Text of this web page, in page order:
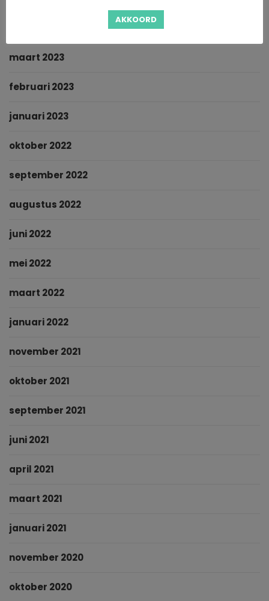
maart 2023
februari 2023
januari 2023
oktober 2022
september 2022
augustus 2022
juni 2022
mei 2022
maart 2022
januari 2022
november 2021
oktober 2021
september 2021
juni 2021
april 2021
maart 2021
januari 2021
november 2020
oktober 2020
AKKOORD